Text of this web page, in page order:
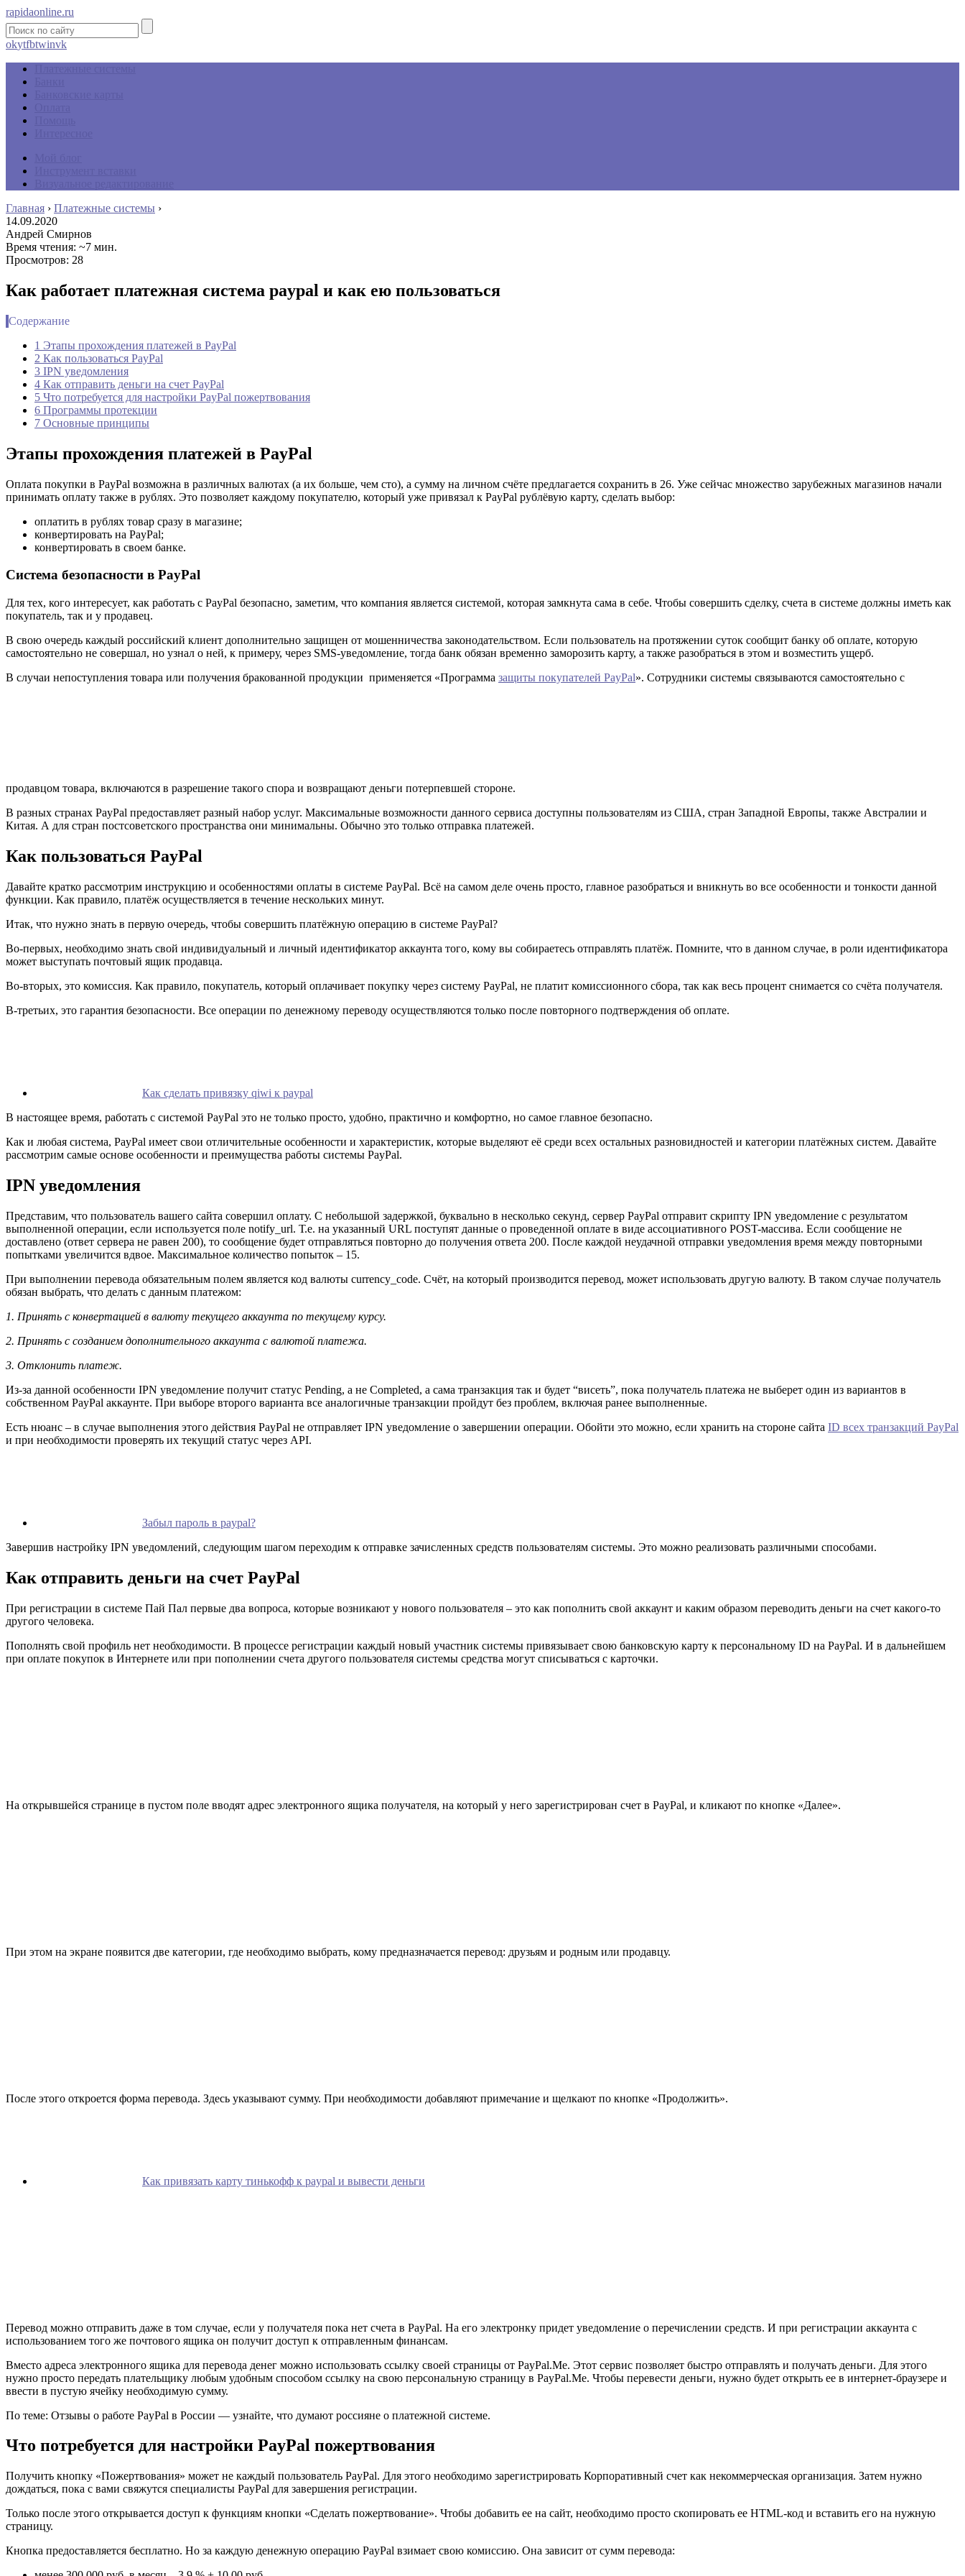
rapidaonline.ru
okytfbtwinvk
Главная › Платежные системы ›
14.09.2020
Андрей Смирнов
Время чтения: ~7 мин.
Просмотров: 28
Как работает платежная система paypal и как ею пользоваться
Содержание
1 Этапы прохождения платежей в PayPal
2 Как пользоваться PayPal
3 IPN уведомления
4 Как отправить деньги на счет PayPal
5 Что потребуется для настройки PayPal пожертвования
6 Программы протекции
7 Основные принципы
Этапы прохождения платежей в PayPal
Оплата покупки в PayPal возможна в различных валютах (а их больше, чем сто), а сумму на личном счёте предлагается сохранить в 26. Уже сейчас множество зарубежных магазинов начали
принимать оплату также в рублях. Это позволяет каждому покупателю, который уже привязал к PayPal рублёвую карту, сделать выбор:
оплатить в рублях товар сразу в магазине;
конвертировать на PayPal;
конвертировать в своем банке.
Система безопасности в PayPal
Для тех, кого интересует, как работать с РayРal безопасно, заметим, что компания является системой, которая замкнута сама в себе. Чтобы совершить сделку, счета в системе должны иметь как
покупатель, так и у продавец.
В свою очередь каждый российский клиент дополнительно защищен от мошенничества законодательством. Если пользователь на протяжении суток сообщит банку об оплате, которую
самостоятельно не совершал, но узнал о ней, к примеру, через SMS-уведомление, тогда банк обязан временно заморозить карту, а также разобраться в этом и возместить ущерб.
В случаи непоступления товара или получения бракованной продукции применяется «Программа защиты покупателей PayPal». Сотрудники системы связываются самостоятельно с
продавцом товара, включаются в разрешение такого спора и возвращают деньги потерпевшей стороне.
В разных странах PayPal предоставляет разный набор услуг. Максимальные возможности данного сервиса доступны пользователям из США, стран Западной Европы, также Австралии и
Китая. А для стран постсоветского пространства они минимальны. Обычно это только отправка платежей.
Как пользоваться PayPal
Давайте кратко рассмотрим инструкцию и особенностями оплаты в системе PayPal. Всё на самом деле очень просто, главное разобраться и вникнуть во все особенности и тонкости данной
функции. Как правило, платёж осуществляется в течение нескольких минут.
Итак, что нужно знать в первую очередь, чтобы совершить платёжную операцию в системе PayPal?
Во-первых, необходимо знать свой индивидуальный и личный идентификатор аккаунта того, кому вы собираетесь отправлять платёж. Помните, что в данном случае, в роли идентификатора
может выступать почтовый ящик продавца.
Во-вторых, это комиссия. Как правило, покупатель, который оплачивает покупку через систему PayPal, не платит комиссионного сбора, так как весь процент снимается со счёта получателя.
В-третьих, это гарантия безопасности. Все операции по денежному переводу осуществляются только после повторного подтверждения об оплате.
Как сделать привязку qiwi к paypal
В настоящее время, работать с системой PayPal это не только просто, удобно, практично и комфортно, но самое главное безопасно.
Как и любая система, PayPal имеет свои отличительные особенности и характеристик, которые выделяют её среди всех остальных разновидностей и категории платёжных систем. Давайте
рассмотрим самые основе особенности и преимущества работы системы PayPal.
IPN уведомления
Представим, что пользователь вашего сайта совершил оплату. С небольшой задержкой, буквально в несколько секунд, сервер PayPal отправит скрипту IPN уведомление с результатом
выполненной операции, если используется поле notify_url. Т.е. на указанный URL поступят данные о проведенной оплате в виде ассоциативного POST-массива. Если сообщение не
доставлено (ответ сервера не равен 200), то сообщение будет отправляться повторно до получения ответа 200. После каждой неудачной отправки уведомления время между повторными
попытками увеличится вдвое. Максимальное количество попыток – 15.
При выполнении перевода обязательным полем является код валюты currency_code. Cчёт, на который производится перевод, может использовать другую валюту. В таком случае получатель
обязан выбрать, что делать с данным платежом:
1. Принять с конвертацией в валюту текущего аккаунта по текущему курсу.
2. Принять с созданием дополнительного аккаунта с валютой платежа.
3. Отклонить платеж.
Из-за данной особенности IPN уведомление получит статус Pending, а не Completed, а сама транзакция так и будет “висеть”, пока получатель платежа не выберет один из вариантов в
собственном PayPal аккаунте. При выборе второго варианта все аналогичные транзакции пройдут без проблем, включая ранее выполненные.
Есть нюанс – в случае выполнения этого действия PayPal не отправляет IPN уведомление о завершении операции. Обойти это можно, если хранить на стороне сайта ID всех транзакций PayPal
и при необходимости проверять их текущий статус через API.
Забыл пароль в paypal?
Завершив настройку IPN уведомлений, следующим шагом переходим к отправке зачисленных средств пользователям системы. Это можно реализовать различными способами.
Как отправить деньги на счет PayPal
При регистрации в системе Пай Пал первые два вопроса, которые возникают у нового пользователя – это как пополнить свой аккаунт и каким образом переводить деньги на счет какого-то
другого человека.
Пополнять свой профиль нет необходимости. В процессе регистрации каждый новый участник системы привязывает свою банковскую карту к персональному ID на PayPal. И в дальнейшем
при оплате покупок в Интернете или при пополнении счета другого пользователя системы средства могут списываться с карточки.
На открывшейся странице в пустом поле вводят адрес электронного ящика получателя, на который у него зарегистрирован счет в PayPal, и кликают по кнопке «Далее».
При этом на экране появится две категории, где необходимо выбрать, кому предназначается перевод: друзьям и родным или продавцу.
После этого откроется форма перевода. Здесь указывают сумму. При необходимости добавляют примечание и щелкают по кнопке «Продолжить».
Как привязать карту тинькофф к paypal и вывести деньги
Перевод можно отправить даже в том случае, если у получателя пока нет счета в PayPal. На его электронку придет уведомление о перечислении средств. И при регистрации аккаунта с
использованием того же почтового ящика он получит доступ к отправленным финансам.
Вместо адреса электронного ящика для перевода денег можно использовать ссылку своей страницы от PayPal.Me. Этот сервис позволяет быстро отправлять и получать деньги. Для этого
нужно просто передать плательщику любым удобным способом ссылку на свою персональную страницу в PayPal.Me. Чтобы перевести деньги, нужно будет открыть ее в интернет-браузере и
ввести в пустую ячейку необходимую сумму.
По теме: Отзывы о работе PayPal в России — узнайте, что думают россияне о платежной системе.
Что потребуется для настройки PayPal пожертвования
Получить кнопку «Пожертвования» может не каждый пользователь PayPal. Для этого необходимо зарегистрировать Корпоративный счет как некоммерческая организация. Затем нужно
дождаться, пока с вами свяжутся специалисты PayPal для завершения регистрации.
Только после этого открывается доступ к функциям кнопки «Сделать пожертвование». Чтобы добавить ее на сайт, необходимо просто скопировать ее HTML-код и вставить его на нужную
страницу.
Кнопка предоставляется бесплатно. Но за каждую денежную операцию PayPal взимает свою комиссию. Она зависит от сумм перевода: